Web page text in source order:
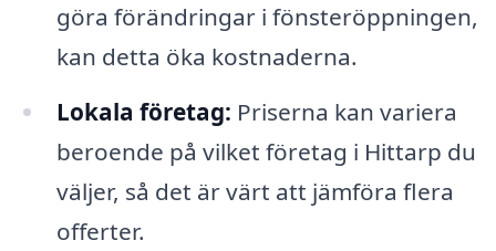
göra förändringar i fönsteröppningen,
kan detta öka kostnaderna.
Lokala företag: Priserna kan variera
beroende på vilket företag i Hittarp du
väljer, så det är värt att jämföra flera
offerter.